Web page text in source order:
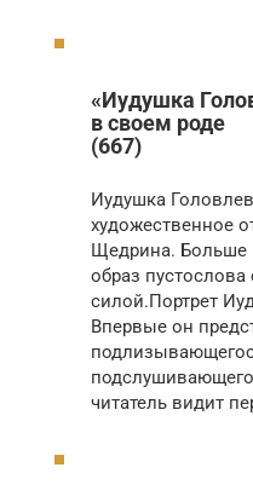
«Иудушка
в своем роде
(667)
Иудушка
художественное
Щедрина. Больше
образ
силой.Портрет
Впервые он
читатель видит